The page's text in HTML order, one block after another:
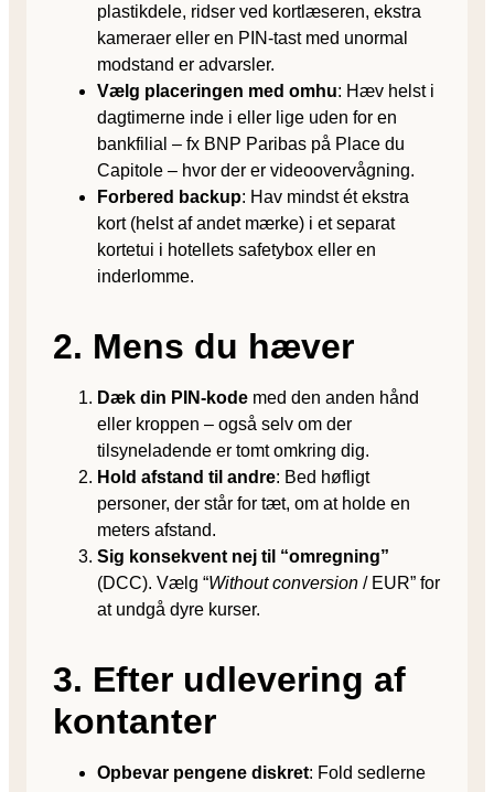
plastikdele, ridser ved kortlæseren, ekstra
kameraer eller en PIN-tast med unormal
modstand er advarsler.
Vælg placeringen med omhu: Hæv helst i
dagtimerne inde i eller lige uden for en
bankfilial – fx BNP Paribas på Place du
Capitole – hvor der er videoovervågning.
Forbered backup: Hav mindst ét ekstra
kort (helst af andet mærke) i et separat
kortetui i hotellets safetybox eller en
inderlomme.
2. Mens du hæver
Dæk din PIN-kode med den anden hånd
eller kroppen – også selv om der
tilsyneladende er tomt omkring dig.
Hold afstand til andre: Bed høfligt
personer, der står for tæt, om at holde en
meters afstand.
Sig konsekvent nej til “omregning”
(DCC). Vælg “Without conversion / EUR” for
at undgå dyre kurser.
3. Efter udlevering af
kontanter
Opbevar pengene diskret: Fold sedlerne